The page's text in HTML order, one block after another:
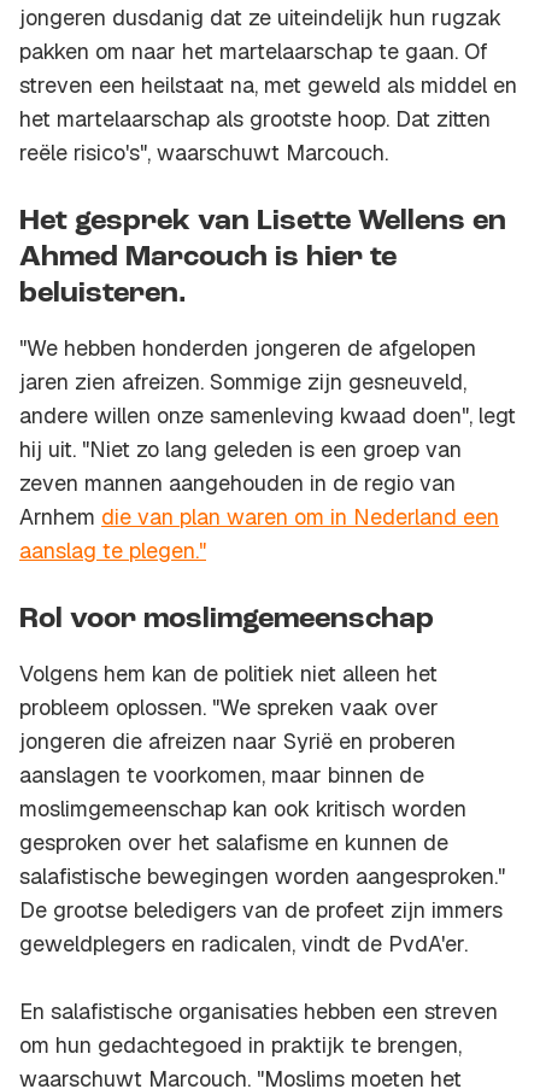
jongeren dusdanig dat ze uiteindelijk hun rugzak
pakken om naar het martelaarschap te gaan. Of
streven een heilstaat na, met geweld als middel en
het martelaarschap als grootste hoop. Dat zitten
reële risico's", waarschuwt Marcouch.
Het gesprek van Lisette Wellens en
Ahmed Marcouch is hier te
beluisteren.
"We hebben honderden jongeren de afgelopen
jaren zien afreizen. Sommige zijn gesneuveld,
andere willen onze samenleving kwaad doen", legt
hij uit. "Niet zo lang geleden is een groep van
zeven mannen aangehouden in de regio van
Arnhem die van plan waren om in Nederland een
aanslag te plegen."
Rol voor moslimgemeenschap
Volgens hem kan de politiek niet alleen het
probleem oplossen. "We spreken vaak over
jongeren die afreizen naar Syrië en proberen
aanslagen te voorkomen, maar binnen de
moslimgemeenschap kan ook kritisch worden
gesproken over het salafisme en kunnen de
salafistische bewegingen worden aangesproken."
De grootse beledigers van de profeet zijn immers
geweldplegers en radicalen, vindt de PvdA'er.
En salafistische organisaties hebben een streven
om hun gedachtegoed in praktijk te brengen,
waarschuwt Marcouch. "Moslims moeten het